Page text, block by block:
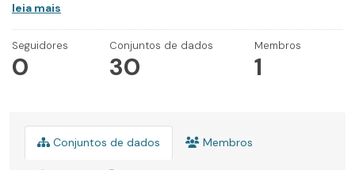
leia mais
Seguidores
0
Conjuntos de dados
30
Membros
1
Conjuntos de dados Membros